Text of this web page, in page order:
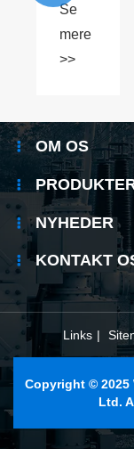
Circuit
Breaker
ACB
Se
mere
>>
OM OS
NYHEDER
KONTAKT
Links |
Copyright © 2025
Ltd.